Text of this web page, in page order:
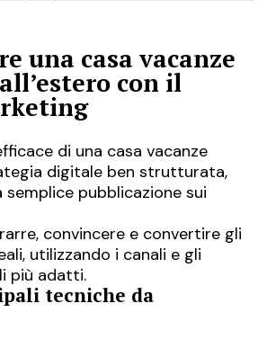
una casa vacanze
con il
di una casa vacanze
digitale ben strutturata,
pubblicazione sui
convincere e convertire gli
utilizzando i canali e gli
più adatti.
tecniche da